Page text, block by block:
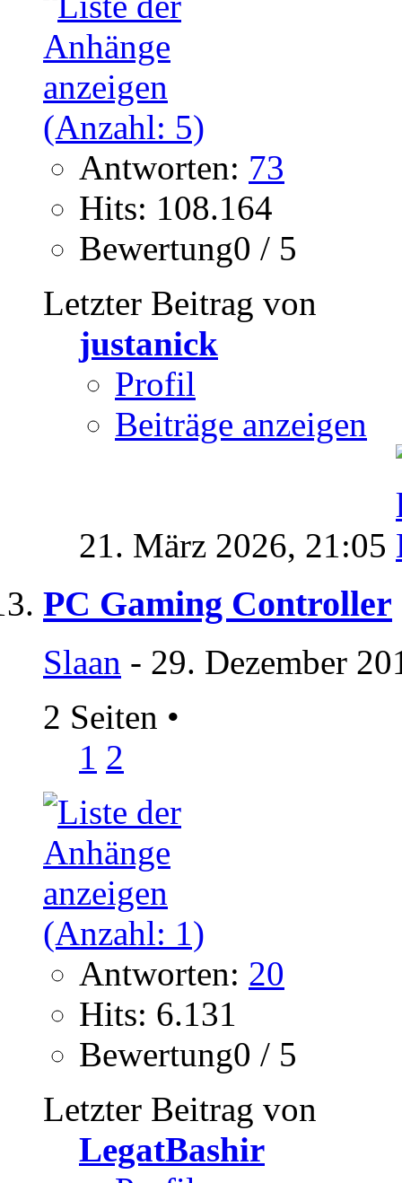
Antworten: 73
Hits: 108.164
Bewertung0 / 5
Letzter Beitrag von
justanick
Profil
Beiträge anzeigen
21. März 2026, 21:05
PC Gaming Controller
Slaan - 29. Dezember
2 Seiten •
1 2
Antworten: 20
Hits: 6.131
Bewertung0 / 5
Letzter Beitrag von
LegatBashir